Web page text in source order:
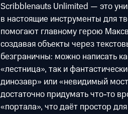
Scribblenauts Unlimited — это
в настоящие инструменты для
помогают главному герою
создавая объекты через
безграничны: можно написать
«лестница», так и
динозавр» или «невидимый
достаточно придумать что-то
«портала», что даёт простор